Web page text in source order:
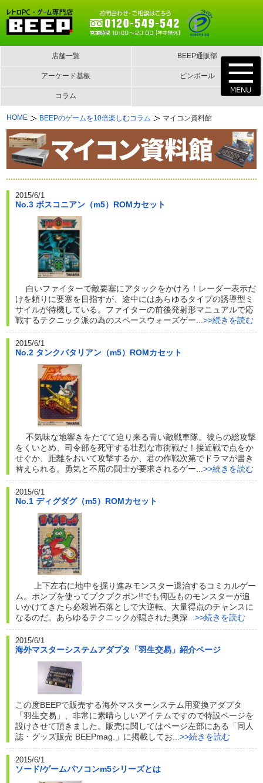
店舗一覧 BEEP通販部
アーケード基板 ピンボール
コラム
HOME BEEPのゲームを10倍楽しむコラム マイコン資料館
2015/6/1
No.3 ボスコニアン（m5）ROMカセット
白いファイターで敵要塞にアタックをかけろ！レーダー表示だ
けを頼りに要塞を目指すが、途中にはあらゆるタイプの誘導型ミ
サイルが待機している。ファイターの前後発射形マニュアルで応
戦するテクニック派の為のスペースウォーズゲー...>>続きを読む
2015/6/1
No.2 タンクバタリアン（m5）ROMカセット
不気味な地響きをたてて迫り来る青い敵戦車隊。彼らの総攻撃
をくいとめ、司令部を死守する壮烈な市街戦だ！接近戦で点をか
せぐか、距離をおいて攻撃するか、君の作戦次第でドラマが書き
替えられる。勇気と不屈の闘士が要求されるゲー...>>続きを読む
2015/6/1
No.1 ディグダグ（m5）ROMカセット
上下左右に地中を掘り進みモンスター退治するコミカルゲー
ム。ポンプを使ってプクプクポン!!でも何匹ものモンスターが追
いかけてきたら必殺岩石落としで大逆転、大量得点のチャンスに
なるのだ。あらゆるテクニックが隠された奥深...>>続きを読む
2015/6/1
海外マスターシステムアダプタ「羽生交易」紹介ページ
この度BEEPで販売する海外マスターシステム用変換アダプタ
「羽生交易」、非常に素晴らしいアイテムですので特設ページを
設けさせて頂きました。販売に関してはページ左部にある「同人
誌・グッズ販売 BEEPmag.」に掲載してお...>>続きを読む
2015/6/1
ソード/ゲームパソコンm5シリーズとは